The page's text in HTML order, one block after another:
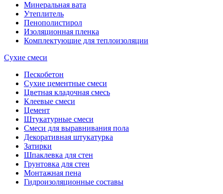
Минеральная вата
Утеплитель
Пенополистирол
Изоляционная пленка
Комплектующие для теплоизоляции
Сухие смеси
Пескобетон
Сухие цементные смеси
Цветная кладочная смесь
Клеевые смеси
Цемент
Штукатурные смеси
Смеси для выравнивания пола
Декоративная штукатурка
Затирки
Шпаклевка для стен
Грунтовка для стен
Монтажная пена
Гидроизоляционные составы